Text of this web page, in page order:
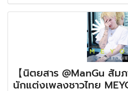
【นิตยสาร @ManGu สั
นักแต่งเพลงชาวไทย